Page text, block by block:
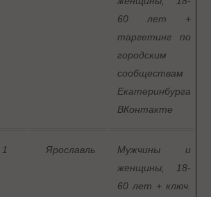
60 лет +
таргетинг по
городским
сообществам
Екатеринбурга
ВКонтакте
1 Ярославль
Мужчины и
женщины, 18-
60 лет + ключ.